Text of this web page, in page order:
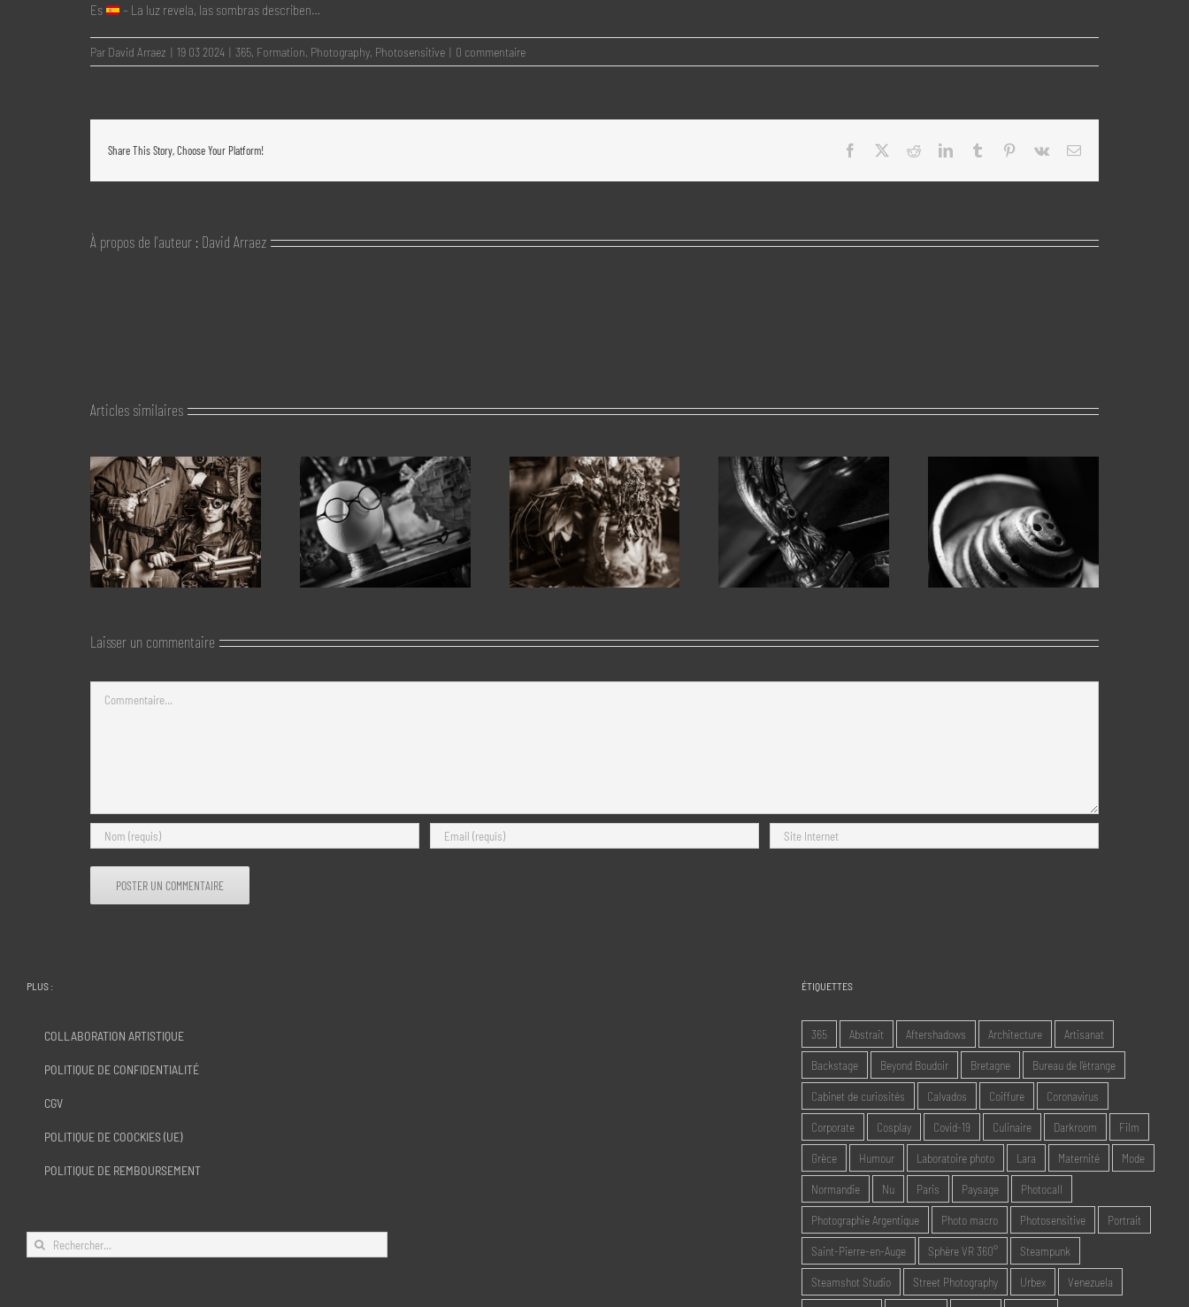
Es
– La luz revela, las sombras describen…
Par David Arraez | 19 03 2024 | 365, Formation, Photography, Photosensitive | 0 commentaire
Share This Story, Choose Your Platform! Facebook RedditLinkedInTumblr Pinterest
Vk Email
À propos de l'auteur : David Arraez
Articles similaires
Laisser un commentaire
PLUS :
COLLABORATION ARTISTIQUE
POLITIQUE DE CONFIDENTIALITÉ
CGV
POLITIQUE DE COOCKIES (UE)
POLITIQUE DE REMBOURSEMENT
Rechercher:
ÉTIQUETTES
365 Abstrait Aftershadows Architecture Artisanat
Backstage Beyond Boudoir Bretagne Bureau de l'étrange
Cabinet de curiosités Calvados Coiffure Coronavirus
Corporate Cosplay Covid-19 Culinaire Darkroom Film
Grèce Humour Laboratoire photo Lara Maternité Mode
Normandie Nu Paris Paysage Photocall
Photographie Argentique Photo macro Photosensitive Portrait
Saint-Pierre-en-Auge Sphère VR 360° Steampunk
Steamshot Studio Street Photography Urbex Venezuela